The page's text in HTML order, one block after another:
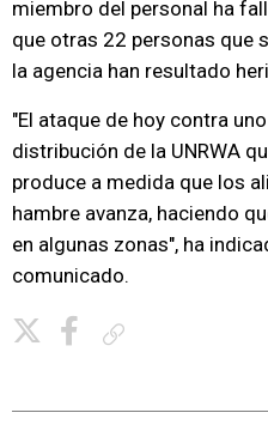
miembro del personal ha
que otras 22 personas que
la agencia han resultado
"El ataque de hoy contra
distribución de la UNRWA
produce a medida que los
hambre avanza, haciendo
en algunas zonas", ha
comunicado.